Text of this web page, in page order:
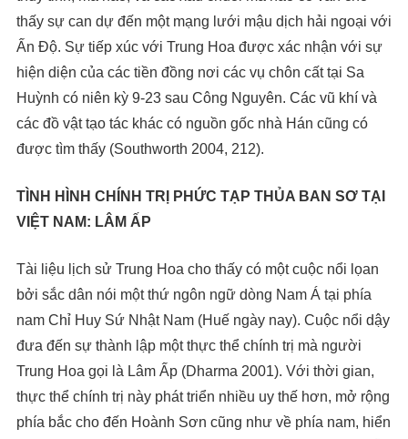
thấy sự can dự đến một mạng lưới mậu dịch hải ngoại với
Ấn Độ. Sự tiếp xúc với Trung Hoa được xác nhận với sự
hiện diện của các tiền đồng nơi các vụ chôn cất tại Sa
Huỳnh có niên kỳ 9-23 sau Công Nguyên. Các vũ khí và
các đồ vật tạo tác khác có nguồn gốc nhà Hán cũng có
được tìm thấy (Southworth 2004, 212).
TÌNH HÌNH CHÍNH TRỊ PHỨC TẠP THỦA BAN SƠ TẠI
VIỆT NAM: LÂM ẤP
Tài liệu lịch sử Trung Hoa cho thấy có một cuộc nổi lọan
bởi sắc dân nói một thứ ngôn ngữ dòng Nam Á tại phía
nam Chỉ Huy Sứ Nhật Nam (Huế ngày nay). Cuộc nổi dậy
đưa đến sự thành lập một thực thể chính trị mà người
Trung Hoa gọi là Lâm Ấp (Dharma 2001). Với thời gian,
thực thể chính trị này phát triển nhiều uy thế hơn, mở rộng
phía bắc cho đến Hoành Sơn cũng như về phía nam, hiển